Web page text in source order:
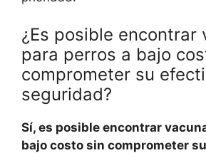
¿Es posible encontrar
para perros a bajo
comprometer su
seguridad?
Sí, es posible encontrar
bajo costo sin comprometer